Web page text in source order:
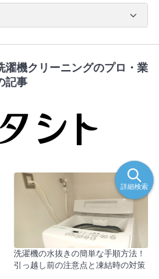
濯機クリーニングのプロ・業
記事
洗濯機の水抜きの簡単な手順方法！
引っ越し前の注意点と凍結時の対策
詳細検索